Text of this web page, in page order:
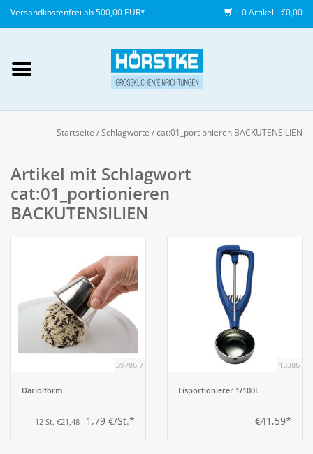
Versandkostenfrei ab 500,00 EUR* 0 Artikel - €0,00
anlegen
NEU
Fingerfood
Aufsteller
Bar
Tafeln
Startseite /Schlagworte /cat:01_portionieren BACKUTENSILIEN
Artikel mit Schlagwort
cat:01_portionieren
BACKUTENSILIEN
39786.7
Dariolform
12 St. €21,48 1,79 €/St.*
13386
Eisportionierer 1/100L
€41,59*